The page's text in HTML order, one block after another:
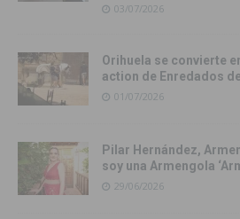
03/07/2026
Orihuela se convierte
action de Enredados
01/07/2026
Pilar Hernández,
soy una Armengola
29/06/2026